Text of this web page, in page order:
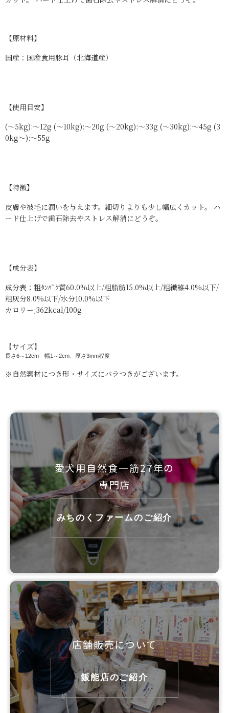
【原材料】
国産：国産食用豚耳（北海道産）
【使用目安】
(～5kg):～12g (～10kg):～20g (～20kg):～33g (～30kg):～45g (3
0kg～):～55g
【特徴】
皮膚や被毛に潤いを与えます。細切りよりも少し幅広くカット。 ハ
ード仕上げで歯石除去やストレス解消にどうぞ。
【成分表】
成分表；粗ﾀﾝﾊﾟｸ質60.0%以上/粗脂肪15.0%以上/粗繊維4.0%以下/
粗灰分8.0%以下/水分10.0%以下
カロリー;362kcal/100g
【サイズ】
長さ6～12cm 幅1～2cm、厚さ3mm程度
※ 自然素材につき形・サイズにバラつきがございます。
愛犬用自然食一筋27年の
専門店
みちのくファームのご紹介
店舗販売について
飯能店のご紹介